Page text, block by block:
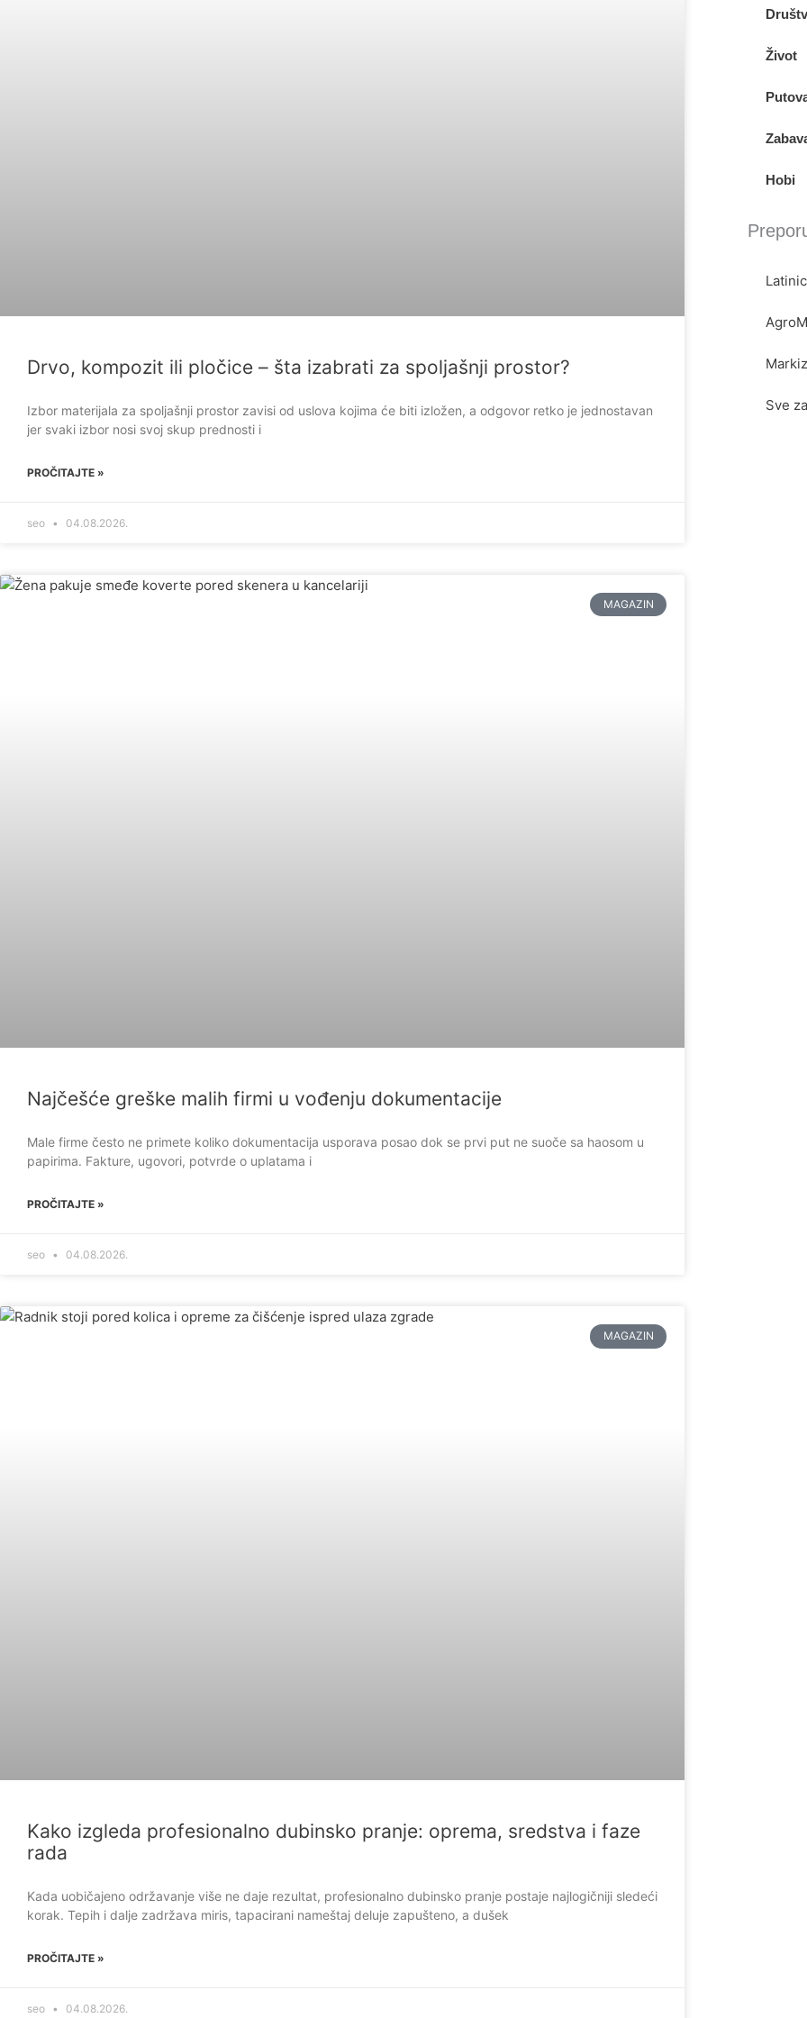
Drvo, kompozit ili pločice – šta izabrati za spoljašnji prostor?
Izbor materijala za spoljašnji prostor zavisi od uslova kojima će biti izložen, a odgovor retko je jednostavan
jer svaki izbor nosi svoj skup prednosti i
PROČITAJTE »
seo 04.08.2026.
MAGAZIN
Najčešće greške malih firmi u vođenju dokumentacije
Male firme često ne primete koliko dokumentacija usporava posao dok se prvi put ne suoče sa haosom u
papirima. Fakture, ugovori, potvrde o uplatama i
PROČITAJTE »
seo 04.08.2026.
MAGAZIN
Kako izgleda profesionalno dubinsko pranje: oprema, sredstva i faze
rada
Kada uobičajeno održavanje više ne daje rezultat, profesionalno dubinsko pranje postaje najlogičniji sledeći
korak. Tepih i dalje zadržava miris, tapacirani nameštaj deluje zapušteno, a dušek
PROČITAJTE »
seo 04.08.2026.
Život
Hobi
Sve